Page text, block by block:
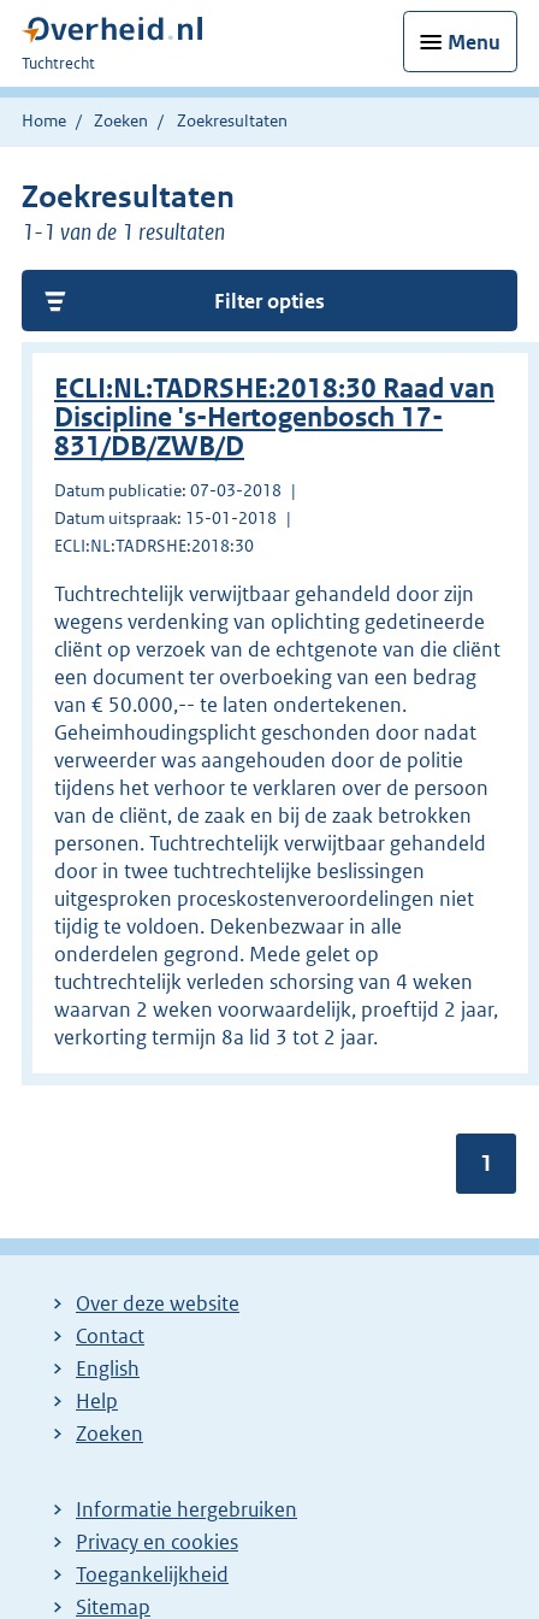
Menu
U
bent
hier:
Tuchtrecht
Home Zoeken Zoekresultaten
Zoekresultaten
1-1 van de 1 resultaten
Filter opties
ECLI:NL:TADRSHE:2018:30 Raad van
Discipline 's-Hertogenbosch 17-
831/DB/ZWB/D
Datum publicatie: 07-03-2018
Datum uitspraak: 15-01-2018
ECLI:NL:TADRSHE:2018:30
Tuchtrechtelijk verwijtbaar gehandeld door zijn
wegens verdenking van oplichting gedetineerde
cliënt op verzoek van de echtgenote van die cliënt
een document ter overboeking van een bedrag
van € 50.000,-- te laten ondertekenen.
Geheimhoudingsplicht geschonden door nadat
verweerder was aangehouden door de politie
tijdens het verhoor te verklaren over de persoon
van de cliënt, de zaak en bij de zaak betrokken
personen. Tuchtrechtelijk verwijtbaar gehandeld
door in twee tuchtrechtelijke beslissingen
uitgesproken proceskostenveroordelingen niet
tijdig te voldoen. Dekenbezwaar in alle
onderdelen gegrond. Mede gelet op
tuchtrechtelijk verleden schorsing van 4 weken
waarvan 2 weken voorwaardelijk, proeftijd 2 jaar,
verkorting termijn 8a lid 3 tot 2 jaar.
1
Over deze website
Contact
English
Help
Zoeken
Informatie hergebruiken
Privacy en cookies
Toegankelijkheid
Sitemap